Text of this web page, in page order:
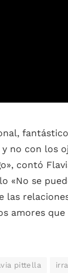
no con los
contó
«No se
las
amores
pittella